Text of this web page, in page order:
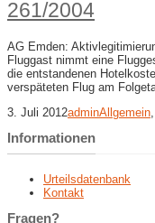
261/2004
AG Emden:
Fluggast nimmt eine
die entstandenen
verspäteten Flug am
3. Juli 2012adminAllgemein,
Informationen
Urteilsdatenbank
Kontakt
Fragen?